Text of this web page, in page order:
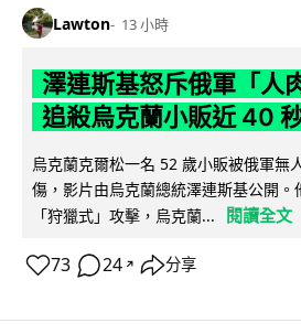
Lawton 13 小時
澤連斯基怒斥俄軍「人
追殺烏克蘭小販近 40
烏克蘭克爾松一名 52 歲小販被俄軍無
傷，影片由烏克蘭總統澤連斯基公開
「狩獵式」攻擊，烏克蘭...
閱讀全文
73 24 ↗ 分享